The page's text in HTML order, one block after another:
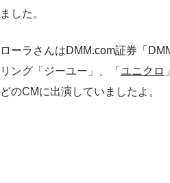
ました。
ローラさんはDMM.com証券「
リング「ジーユー」、「 ユニクロ
どのCMに出演していましたよ。